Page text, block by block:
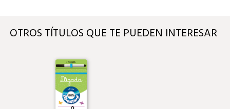
OTROS TÍTULOS QUE TE PUEDEN INTERESAR